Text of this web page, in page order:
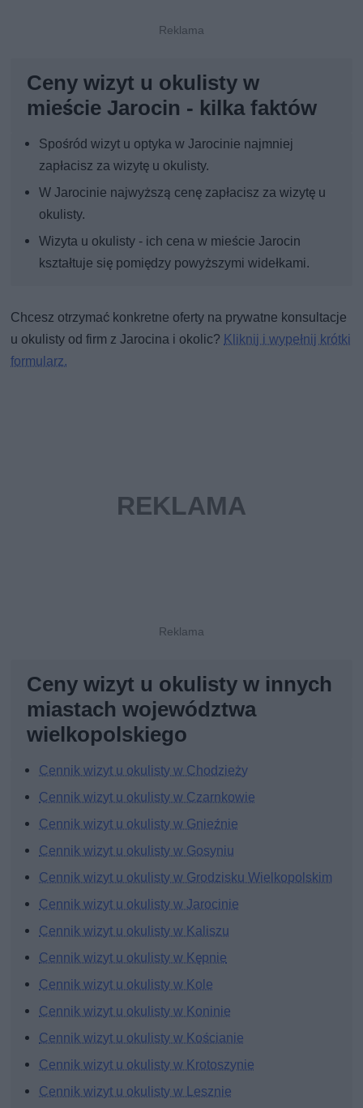
Ceny wizyt u okulisty w
mieście Jarocin - kilka faktów
Spośród wizyt u optyka w Jarocinie najmniej
zapłacisz za wizytę u okulisty.
W Jarocinie najwyższą cenę zapłacisz za wizytę u
okulisty.
Wizyta u okulisty - ich cena w mieście Jarocin
kształtuje się pomiędzy powyższymi widełkami.
Chcesz otrzymać konkretne oferty na prywatne konsultacje
u okulisty od firm z Jarocina i okolic? Kliknij i wypełnij krótki
formularz.
Ceny wizyt u okulisty w innych
miastach województwa
wielkopolskiego
Cennik wizyt u okulisty w Chodzieży
Cennik wizyt u okulisty w Czarnkowie
Cennik wizyt u okulisty w Gnieźnie
Cennik wizyt u okulisty w Gosyniu
Cennik wizyt u okulisty w Grodzisku Wielkopolskim
Cennik wizyt u okulisty w Jarocinie
Cennik wizyt u okulisty w Kaliszu
Cennik wizyt u okulisty w Kępnie
Cennik wizyt u okulisty w Kole
Cennik wizyt u okulisty w Koninie
Cennik wizyt u okulisty w Kościanie
Cennik wizyt u okulisty w Krotoszynie
Cennik wizyt u okulisty w Lesznie